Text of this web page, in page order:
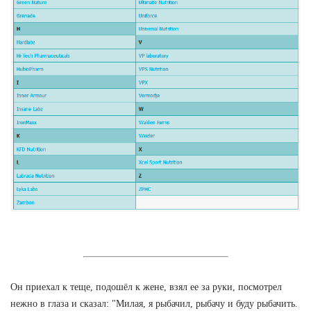
Он приехал к теще, подошёл к жене, взял ее за руки, посмотрел
нежно в глаза и сказал: "Милая, я рыбачил, рыбачу и буду рыбачить.